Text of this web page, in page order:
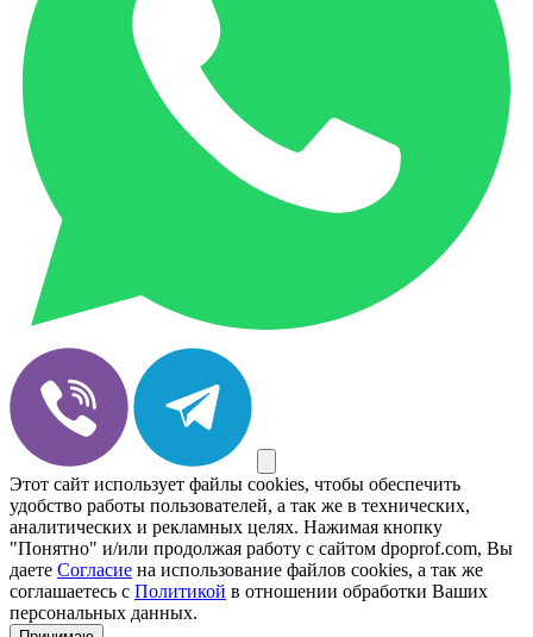
Этот сайт использует файлы cookies, чтобы обеспечить
удобство работы пользователей, а так же в технических,
аналитических и рекламных целях. Нажимая кнопку
"Понятно" и/или продолжая работу с сайтом dpoprof.com, Вы
даете Согласие на использование файлов cookies, а так же
соглашаетесь с Политикой в отношении обработки Ваших
персональных данных.